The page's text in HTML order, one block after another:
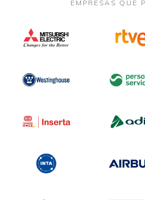
EMPRESAS QUE